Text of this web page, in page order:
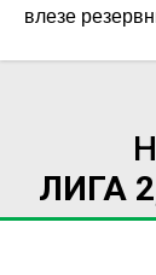
влезе
ЛИГА